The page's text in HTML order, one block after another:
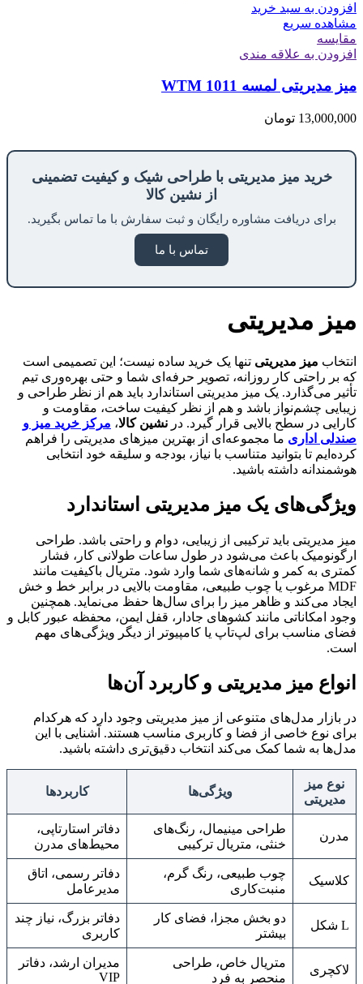
افزودن به سبد خرید
مشاهده سریع
مقایسه
افزودن به علاقه مندی
میز مدیریتی لمسه WTM 1011
13,000,000 تومان
خرید میز مدیریتی با طراحی شیک و کیفیت تضمینی
از نشین کالا
برای دریافت مشاوره رایگان و ثبت سفارش با ما تماس بگیرید.
تماس با ما
میز مدیریتی
انتخاب میز مدیریتی تنها یک خرید ساده نیست؛ این تصمیمی است
که بر راحتی کار روزانه، تصویر حرفه‌ای شما و حتی بهره‌وری تیم
تأثیر می‌گذارد. یک میز مدیریتی استاندارد باید هم از نظر طراحی و
زیبایی چشم‌نواز باشد و هم از نظر کیفیت ساخت، مقاومت و
کارایی در سطح بالایی قرار گیرد. در نشین کالا، مرکز خرید میز و
صندلی اداری ما مجموعه‌ای از بهترین میزهای مدیریتی را فراهم
کرده‌ایم تا بتوانید متناسب با نیاز، بودجه و سلیقه خود انتخابی
هوشمندانه داشته باشید.
ویژگی‌های یک میز مدیریتی استاندارد
میز مدیریتی باید ترکیبی از زیبایی، دوام و راحتی باشد. طراحی
ارگونومیک باعث می‌شود در طول ساعات طولانی کار، فشار
کمتری به کمر و شانه‌های شما وارد شود. متریال باکیفیت مانند
MDF مرغوب یا چوب طبیعی، مقاومت بالایی در برابر خط و خش
ایجاد می‌کند و ظاهر میز را برای سال‌ها حفظ می‌نماید. همچنین
وجود امکاناتی مانند کشوهای جادار، قفل ایمن، محفظه عبور کابل و
فضای مناسب برای لپ‌تاپ یا کامپیوتر از دیگر ویژگی‌های مهم
است.
انواع میز مدیریتی و کاربرد آن‌ها
در بازار مدل‌های متنوعی از میز مدیریتی وجود دارد که هرکدام
برای نوع خاصی از فضا و کاربری مناسب هستند. آشنایی با این
مدل‌ها به شما کمک می‌کند انتخاب دقیق‌تری داشته باشید.
نوع میز
مدیریتی
ویژگی‌ها کاربردها
مدرن
طراحی مینیمال، رنگ‌های
خنثی، متریال ترکیبی
دفاتر استارتاپی،
محیط‌های مدرن
کلاسیک
چوب طبیعی، رنگ گرم،
منبت‌کاری
دفاتر رسمی، اتاق
مدیرعامل
L شکل
دو بخش مجزا، فضای کار
بیشتر
دفاتر بزرگ، نیاز چند
کاربری
لاکچری
متریال خاص، طراحی
منحصر به فرد
مدیران ارشد، دفاتر
VIP